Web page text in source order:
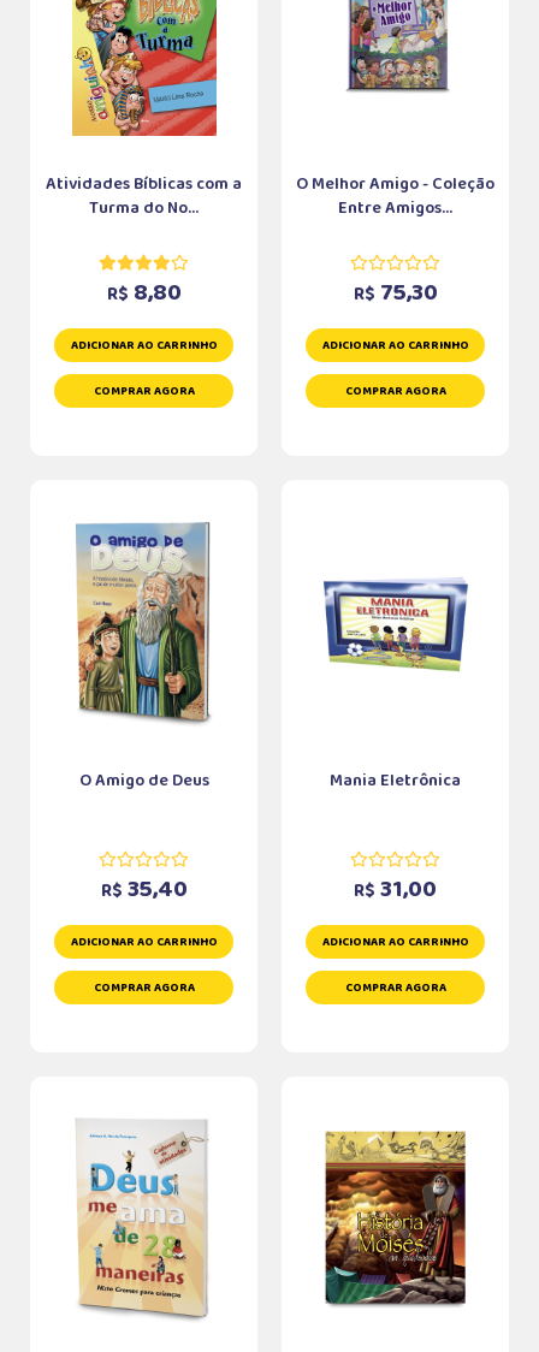
Atividades Bíblicas com a
Turma do No...
R$ 8,80
ADICIONAR AO CARRINHO
COMPRAR AGORA
O Melhor Amigo - Coleção
Entre Amigos...
R$ 75,30
ADICIONAR AO CARRINHO
COMPRAR AGORA
O Amigo de Deus
R$ 35,40
ADICIONAR AO CARRINHO
COMPRAR AGORA
Mania Eletrônica
R$ 31,00
ADICIONAR AO CARRINHO
COMPRAR AGORA